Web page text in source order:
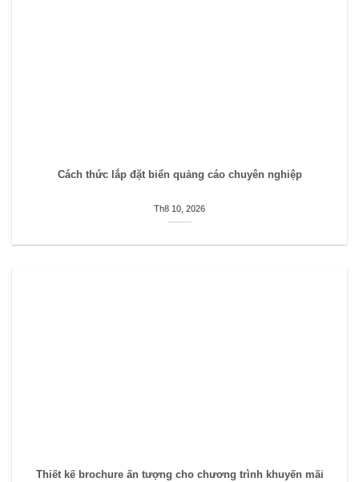
Cách thức lắp đặt biển quảng cáo chuyên nghiệp
Th8 10, 2026
Thiết kế brochure ấn tượng cho chương trình khuyến mãi